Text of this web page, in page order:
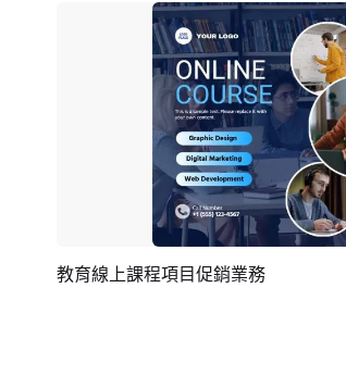
預覽
教育線上課程項目促銷業務